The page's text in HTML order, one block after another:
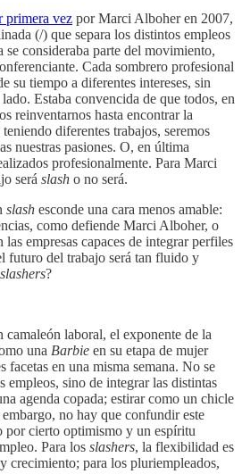
primera vez por Marci Alboher en 2007,
(/) que separa los distintos empleos
se consideraba parte del movimiento,
Cada sombrero profesional
su tiempo a diferentes intereses, sin
Estaba convencida de que todos, en
reinventarnos hasta encontrar la
diferentes trabajos, seremos
nuestras pasiones. O, en última
profesionalmente. Para Marci
será slash o no será.
slash esconde una cara menos amable:
como defiende Marci Alboher, o
empresas capaces de integrar perfiles
futuro del trabajo será tan fluido y
slashers?
camaleón laboral, el exponente de la
una Barbie en su etapa de mujer
facetas en una misma semana. No se
empleos, sino de integrar las distintas
agenda copada; estirar como un chicle
no hay que confundir este
por cierto optimismo y un espíritu
Para los slashers, la flexibilidad es
crecimiento; para los pluriempleados,